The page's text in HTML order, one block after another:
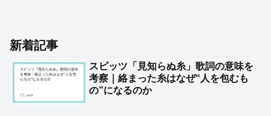
新着記事
スピッツ「見知らぬ糸」歌詞の意味を
考察｜絡まった糸はなぜ“人を包むも
の”になるのか